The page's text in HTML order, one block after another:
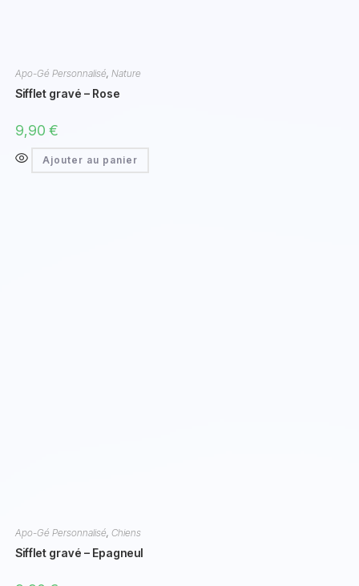
Apo-Gé Personnalisé, Nature
Sifflet gravé – Rose
9,90 €
Ajouter au panier
Apo-Gé Personnalisé, Chiens
Sifflet gravé – Epagneul